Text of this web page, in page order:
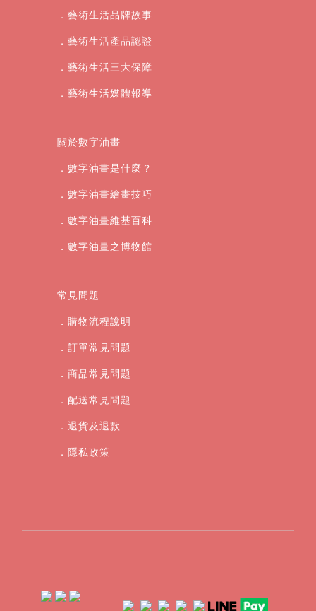
．藝術生活品牌故事
．藝術生活產品認證
．藝術生活三大保障
．藝術生活媒體報導
關於數字油畫
．數字油畫是什麼？
．數字油畫繪畫技巧
．數字油畫維基百科
．數字油畫之博物館
常見問題
．購物流程說明
．訂單常見問題
．商品常見問題
．配送常見問題
．退貨及退款
． 隱私政策